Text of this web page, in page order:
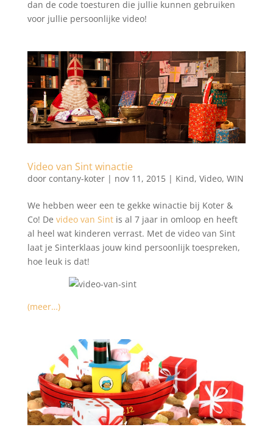
dan de code toesturen die jullie kunnen gebruiken
voor jullie persoonlijke video!
Video van Sint winactie
door contany-koter| nov 11, 2015| Kind, Video, WIN
We hebben weer een te gekke winactie bij Koter &
Co! De video van Sintis al 7 jaar in omloop en heeft
al heel wat kinderen verrast. Met de video van Sint
laat je Sinterklaas jouw kind persoonlijk toespreken,
hoe leuk is dat!
(meer…)